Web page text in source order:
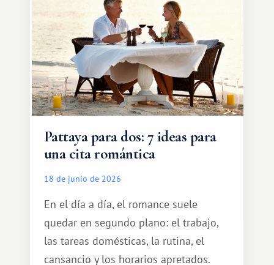
turístico.
Pattaya para dos: 7 ideas para
una cita romántica
18 de junio de 2026
En el día a día, el romance suele
quedar en segundo plano: el trabajo,
las tareas domésticas, la rutina, el
cansancio y los horarios apretados.